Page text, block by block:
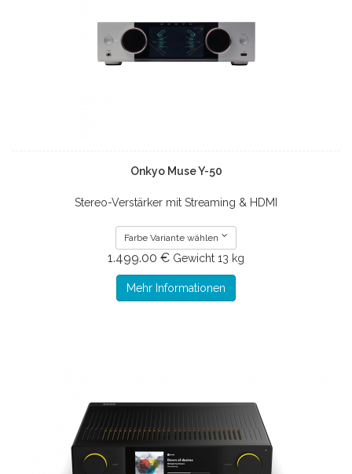
Onkyo Muse Y-50
Stereo-Verstärker mit Streaming & HDMI
Farbe Variante wählen
1.499.00 € Gewicht 13 kg
Mehr Informationen